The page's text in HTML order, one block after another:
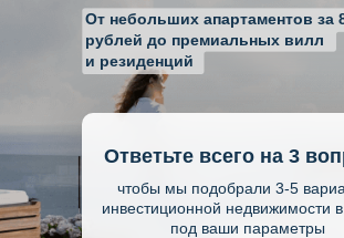
Ответьте всего на 3
чтобы мы подобрали 3-5
инвестиционной недвижимости
под ваши параметры
От небольших апартаментов за
рублей до премиальных вилл
и резиденций